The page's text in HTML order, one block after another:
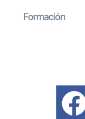
Formación